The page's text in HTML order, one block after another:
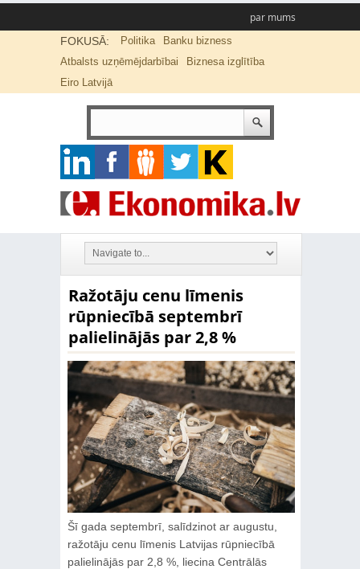
par mums
FOKUSĀ: Politika
Banku bizness
Atbalsts uzņēmējdarbībai
Biznesa izglītība
Eiro Latvijā
Ražotāju cenu līmenis
rūpniecībā septembrī
palielinājās par 2,8 %
Šī gada septembrī, salīdzinot ar augustu,
ražotāju cenu līmenis Latvijas rūpniecībā
palielinājās par 2,8 %, liecina Centrālās